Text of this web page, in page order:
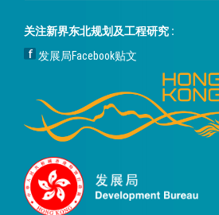
关注新界东北规划及工程研究 :
发展局Facebook贴文